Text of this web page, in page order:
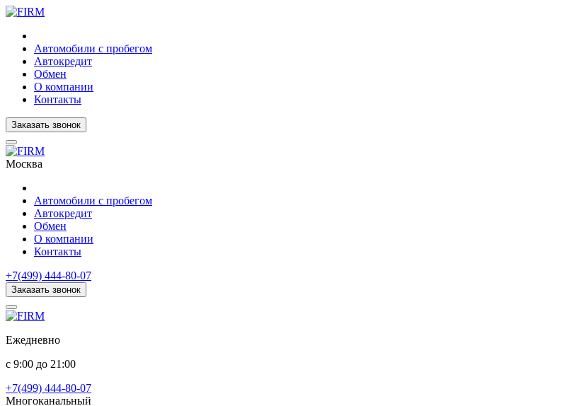
Автомобили с пробегом
Автокредит
Обмен
О компании
Контакты
Заказать звонок
Москва
Автомобили с пробегом
Автокредит
Обмен
О компании
Контакты
+7(499) 444-80-07
Заказать звонок
Ежедневно
с 9:00 до 21:00
+7(499) 444-80-07
Многоканальный